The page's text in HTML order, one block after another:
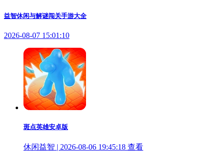
益智休闲与解谜闯关手游大全
2026-08-07 15:01:10
斑点英雄安卓版
休闲益智 | 2026-08-06 19:45:18 查看